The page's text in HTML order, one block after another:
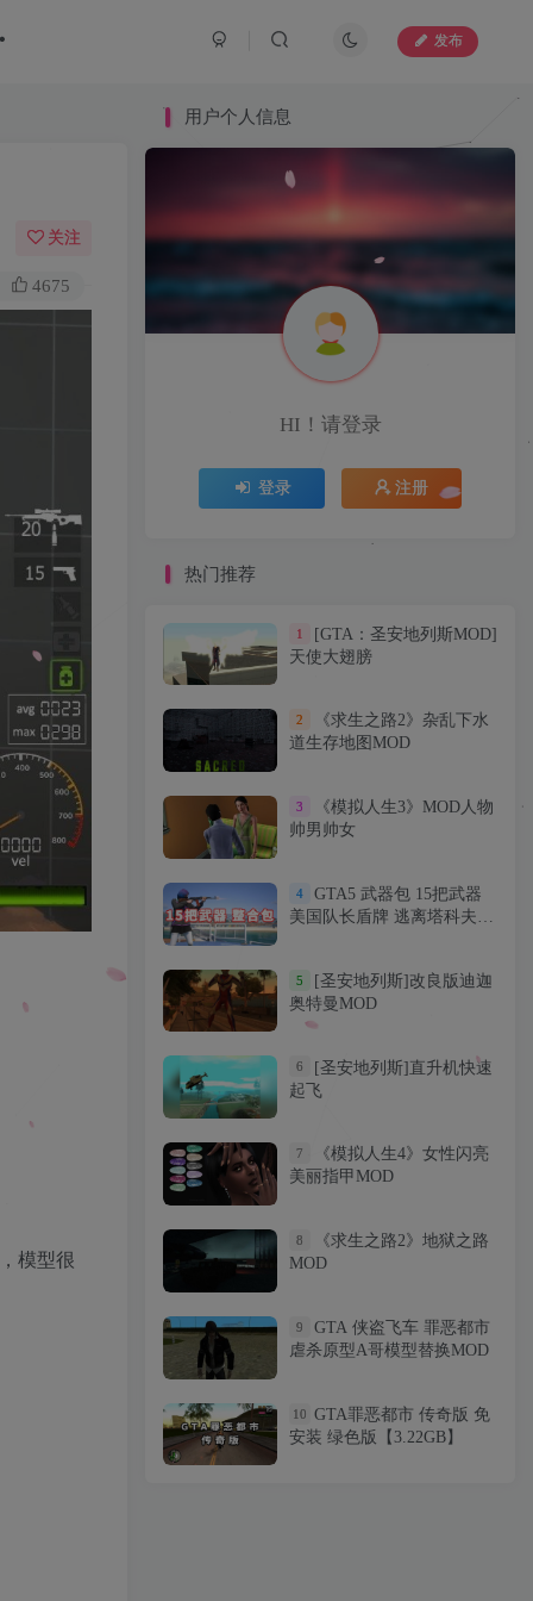
发布
关注
4675
模型很
用户个人信息
HI！请登录
登录 注册
热门推荐
1
[GTA：圣安地列斯MOD]
天使大翅膀
2
《求生之路2》杂乱下水
道生存地图MOD
3
《模拟人生3》MOD人物
帅男帅女
4
GTA5 武器包 15把武器
美国队长盾牌 逃离塔科夫
盖版【6.27GB】
5
[圣安地列斯]改良版迪迦
奥特曼MOD
6
[圣安地列斯]直升机快速
起飞
7
《模拟人生4》女性闪亮
美丽指甲MOD
8
《求生之路2》地狱之路
MOD
9
GTA 侠盗飞车 罪恶都市
虐杀原型A哥模型替换MOD
10
GTA罪恶都市 传奇版 免
安装 绿色版【3.22GB】
用户个人信息
HI！请登录
登录 注册
热门推荐
1
[GTA：圣安地列斯MOD]
天使大翅膀
2
《求生之路2》杂乱下水
道生存地图MOD
3
《模拟人生3》MOD人物
帅男帅女
4
GTA5 武器包 15把武器
美国队长盾牌 逃离塔科夫
盖版【6.27GB】
5
[圣安地列斯]改良版迪迦
奥特曼MOD
6
[圣安地列斯]直升机快速
起飞
7
《模拟人生4》女性闪亮
美丽指甲MOD
8
《求生之路2》地狱之路
MOD
9
GTA 侠盗飞车 罪恶都市
虐杀原型A哥模型替换MOD
10
GTA罪恶都市 传奇版 免
安装 绿色版【3.22GB】